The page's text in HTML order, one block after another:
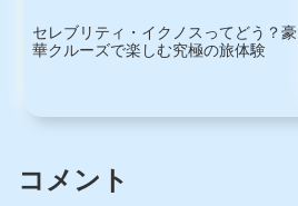
セレブリティ・イクノスってどう？豪
華クルーズで楽しむ究極の旅体験
コメント